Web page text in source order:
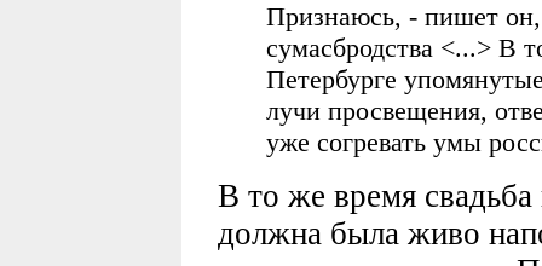
Признаюсь, - пишет он,
сумасбродства <...> В
Петербурге
лучи просвещения,
уже согревать умы
В то же время
должна была живо